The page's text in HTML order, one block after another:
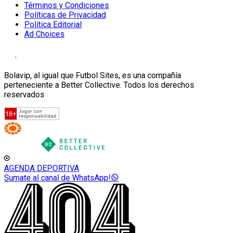
Términos y Condiciones
Políticas de Privacidad
Política Editorial
Ad Choices
Bolavip, al igual que Futbol Sites, es una compañía
perteneciente a Better Collective. Todos los derechos
reservados
AGENDA DEPORTIVA
Sumate al canal de WhatsApp!